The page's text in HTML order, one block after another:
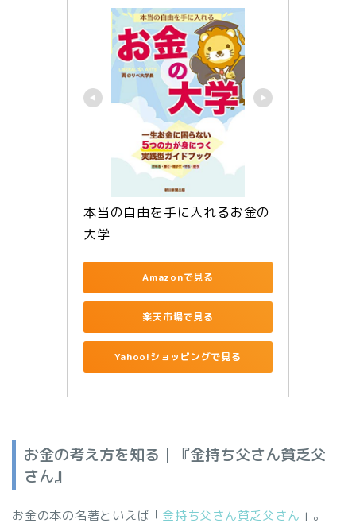
本当の自由を手に入れるお金の
大学
Amazonで見る
楽天市場で見る
Yahoo!ショッピングで見る
お金の考え方を知る｜『金持ち父さん貧乏父
さん』
お金の本の名著といえば「金持ち父さん貧乏父さん 」。